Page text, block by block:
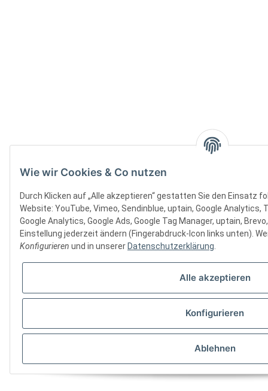
Wie wir Cookies & Co nutzen
Durch Klicken auf „Alle akzeptieren“ gestatten Sie den Einsatz
Website: YouTube, Vimeo, Sendinblue, uptain, Google Analytics,
Google Analytics, Google Ads, Google Tag Manager, uptain,
Einstellung jederzeit ändern (Fingerabdruck-Icon links unten).
Konfigurieren und in unserer Datenschutzerklärung.
Alle akzeptieren
Konfigurieren
Ablehnen